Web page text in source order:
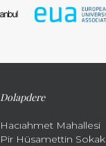
Dolapdere
Hacıahmet Mahallesi
Pir Hüsamettin Sokak